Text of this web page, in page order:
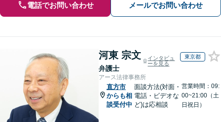
電話でお問い合わせ メールでお問い合わせ
河東 宗文
弁護士
インタビュ
ーを見る
東京都
アース法律事務所
直方市
からも相
談受付中
面談方法(対面・
電話・ビデオな
ど)は応相談
営業時間：09:
00~21:00（土
日祝日）